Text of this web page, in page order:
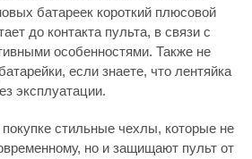
батареек короткий плюсовой
до контакта пульта, в связи с
особенностями. Также не
если знаете, что лентяйка
эксплуатации.
стильные чехлы, которые не
но и защищают пульт от